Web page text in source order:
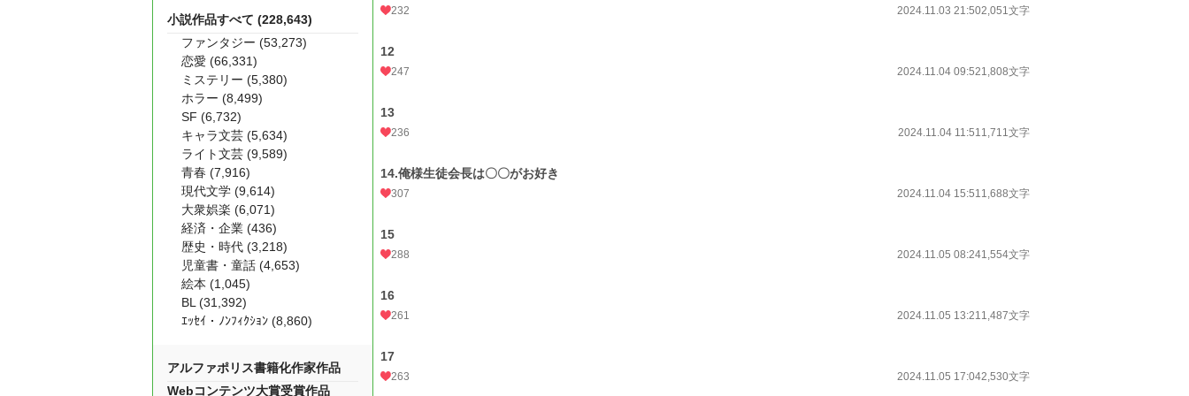
232 2024.11.03 21:502,051文字
12
247 2024.11.04 09:521,808文字
13
236 2024.11.04 11:511,711文字
14.俺様生徒会長は〇〇がお好き
307 2024.11.04 15:511,688文字
15
288 2024.11.05 08:241,554文字
16
261 2024.11.05 13:211,487文字
17
263 2024.11.05 17:042,530文字
小説作品すべて (228,643)
ファンタジー (53,273)
恋愛 (66,331)
ミステリー (5,380)
ホラー (8,499)
SF (6,732)
キャラ文芸 (5,634)
ライト文芸 (9,589)
青春 (7,916)
現代文学 (9,614)
大衆娯楽 (6,071)
経済・企業 (436)
歴史・時代 (3,218)
児童書・童話 (4,653)
絵本 (1,045)
BL (31,392)
ｴｯｾｲ・ﾉﾝﾌｨｸｼｮﾝ (8,860)
アルファポリス書籍化作家作品
Webコンテンツ大賞受賞作品